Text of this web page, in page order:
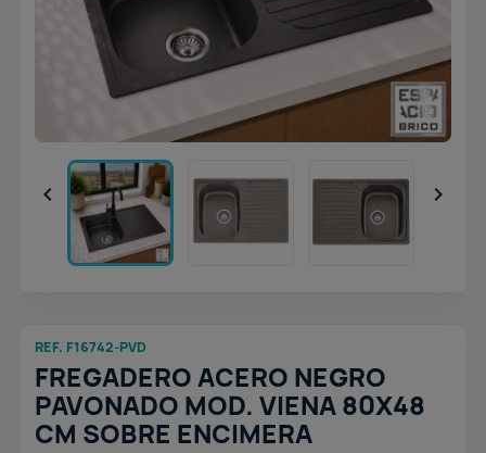
 
REF. F16742-PVD
FREGADERO ACERO NEGRO
PAVONADO MOD. VIENA 80X48
CM SOBRE ENCIMERA